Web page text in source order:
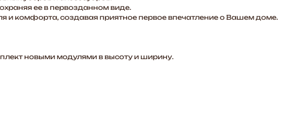
ее в первозданном виде.
и комфорта, создавая приятное первое впечатление о Вашем доме.
новыми модулями в высоту и ширину.